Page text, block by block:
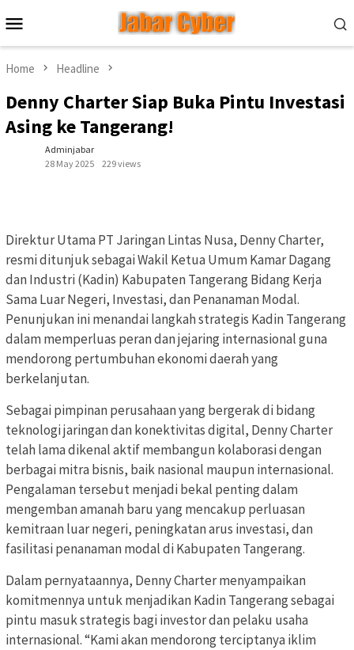
to
contentMenu
Home Headline
Denny Charter Siap Buka Pintu Investasi
Asing ke Tangerang!
Adminjabar
28 May 2025
229 views
Direktur Utama PT Jaringan Lintas Nusa, Denny Charter,
resmi ditunjuk sebagai Wakil Ketua Umum Kamar Dagang
dan Industri (Kadin) Kabupaten Tangerang Bidang Kerja
Sama Luar Negeri, Investasi, dan Penanaman Modal.
Penunjukan ini menandai langkah strategis Kadin Tangerang
dalam memperluas peran dan jejaring internasional guna
mendorong pertumbuhan ekonomi daerah yang
berkelanjutan.
Sebagai pimpinan perusahaan yang bergerak di bidang
teknologi jaringan dan konektivitas digital, Denny Charter
telah lama dikenal aktif membangun kolaborasi dengan
berbagai mitra bisnis, baik nasional maupun internasional.
Pengalaman tersebut menjadi bekal penting dalam
mengemban amanah baru yang mencakup perluasan
kemitraan luar negeri, peningkatan arus investasi, dan
fasilitasi penanaman modal di Kabupaten Tangerang.
Dalam pernyataannya, Denny Charter menyampaikan
komitmennya untuk menjadikan Kadin Tangerang sebagai
pintu masuk strategis bagi investor dan pelaku usaha
internasional. “Kami akan mendorong terciptanya iklim